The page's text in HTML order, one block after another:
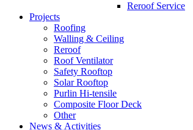
Reroof Service
Projects
Roofing
Walling & Ceiling
Reroof
Roof Ventilator
Safety Rooftop
Solar Rooftop
Purlin Hi-tensile
Composite Floor Deck
Other
News & Activities